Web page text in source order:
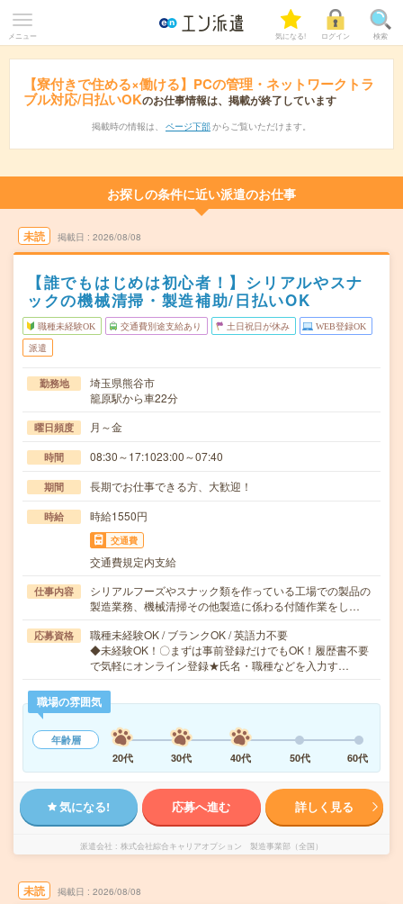
メニュー 気になる! ログイン 検索
【寮付きで住める×働ける】PCの管理・ネットワークトラ
ブル対応/日払いOKのお仕事情報は、掲載が終了しています
掲載時の情報は、 ページ下部 からご覧いただけます。
お探しの条件に近い派遣のお仕事
未読 掲載日 2026/08/08
【誰でもはじめは初心者！】シリアルやスナ
ックの機械清掃・製造補助/日払いOK
職種未経験OK 交通費別途支給あり 土日祝日が休み WEB登録OK
派遣
勤務地
埼玉県熊谷市
籠原駅から車22分
曜日頻度 月～金
時間 08:30～17:1023:00～07:40
期間 長期でお仕事できる方、大歓迎！
時給 時給1550円
交通費
交通費規定内支給
仕事内容
シリアルフーズやスナック類を作っている工場での製品の
製造業務、機械清掃その他製造に係わる付随作業をし…
応募資格
職種未経験OK / ブランクOK / 英語力不要
◆未経験OK！〇まずは事前登録だけでもOK！履歴書不要
で気軽にオンライン登録★氏名・職種などを入力す…
職場の雰囲気
年齢層
20代
30代 40代 50代 60代
気になる! 応募へ進む 詳しく見る
派遣会社 株式会社綜合キャリアオプション 製造事業部（全国）
未読 掲載日 2026/08/08